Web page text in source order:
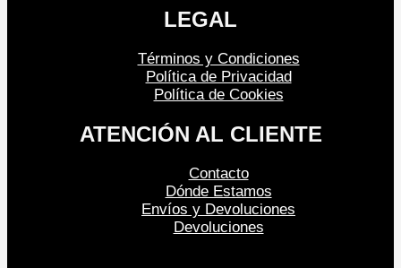
LEGAL
Términos y Condiciones
Política de Privacidad
Política de Cookies
ATENCIÓN AL CLIENTE
Contacto
Dónde Estamos
Envíos y Devoluciones
Devoluciones